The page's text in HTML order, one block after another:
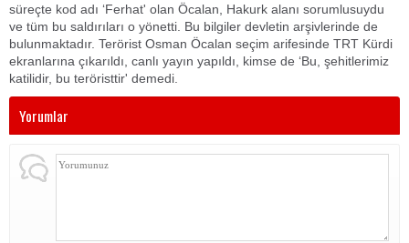
süreçte kod adı ‘Ferhat' olan Öcalan, Hakurk alanı sorumlusuydu
ve tüm bu saldırıları o yönetti. Bu bilgiler devletin arşivlerinde de
bulunmaktadır. Terörist Osman Öcalan seçim arifesinde TRT Kürdi
ekranlarına çıkarıldı, canlı yayın yapıldı, kimse de ‘Bu, şehitlerimiz
katilidir, bu teröristtir' demedi.
Yorumlar